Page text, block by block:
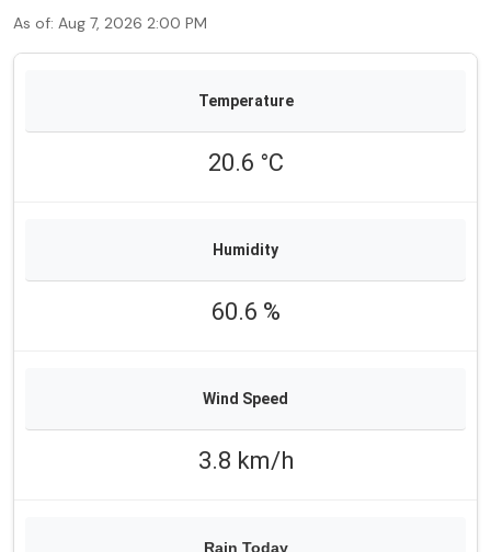
As of: Aug 7, 2026 2:00 PM
20.6 °C
60.6 %
3.8 km/h